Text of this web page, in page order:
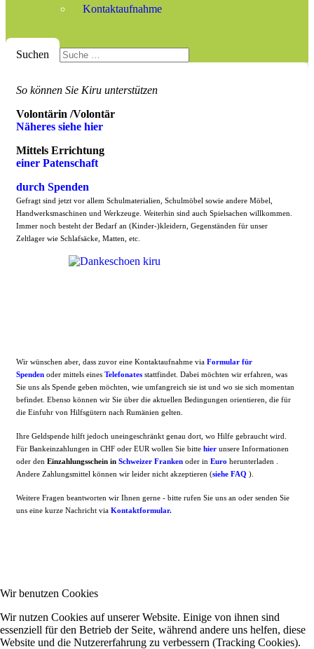
Kontaktaufnahme
Suchen
So können Sie Kiru unterstützen
Volontärin /Volontär
Näheres siehe hier
Mittels Errichtung
einer Patenschaft
durch Spenden
Gefragt sind jetzt vor allem Schulmaterialien, Schulmöbel sowie andere Möbel,
Handwerksmaschinen und Werkzeuge. Weiterhin sind auch Spielsachen willkommen.
Immer noch besteht der Bedarf an (Kinder-)kleidern, Gegenständen für unser
Zeltlager wie Schlafsäcke, Matten, etc.
Wir wünschen aber, dass zuvor eine Kontaktaufnahme via Formular für
Spenden oder mittels eines Telefonates stattfindet. Dabei möchten wir erfahren, was
Sie uns als Spende geben möchten, wie umfangreich sie ist und wo sie sich momentan
befindet. Ebenso können wir Sie über die aktuellen Bedingungen orientieren, die für
die Einfuhr von Hilfsgütern nach Rumänien gelten.
Ihre Geldspende hilft jedoch uneingeschränkt genau dort, wo Hilfe gebraucht wird.
Für Bankeinzahlungen in CHF oder EUR wollen Sie bitte hier unsere Informationen
oder den Einzahlungsschein in Schweizer Franken oder in Euro herunterladen
Andere Zahlungsmittel können wir leider nicht akzeptieren (siehe FAQ ).
Weitere Fragen beantworten wir Ihnen gerne - bitte rufen Sie uns an oder senden Sie
uns eine kurze Nachricht via Kontaktformular.
Wir benutzen Cookies
Wir nutzen Cookies auf unserer Website. Einige von ihnen sind
essenziell für den Betrieb der Seite, während andere uns helfen, diese
Website und die Nutzererfahrung zu verbessern (Tracking Cookies).